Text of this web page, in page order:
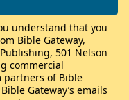
understand that you
Bible Gateway,
501 Nelson
commercial
partners of Bible
Gateway’s emails